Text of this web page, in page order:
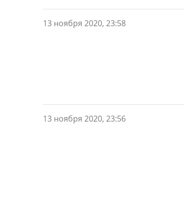
13 ноября 2020, 23:58
13 ноября 2020, 23:56